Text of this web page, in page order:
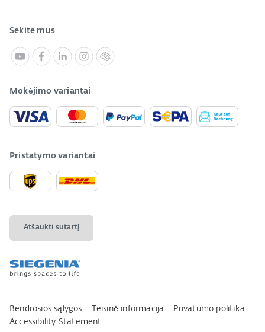
Sekite mus
Mokėjimo variantai
Pristatymo variantai
Atšaukti sutartį
Bendrosios sąlygos Teisinė informacija
Privatumo politika
Accessibility Statement